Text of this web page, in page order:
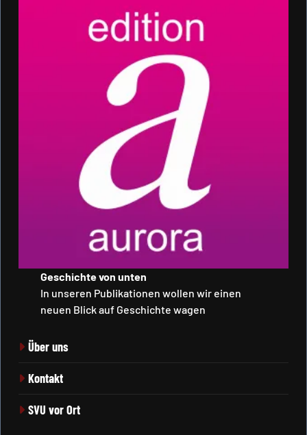
Geschichte von unten
In unseren Publikationen wollen wir einen
neuen Blick auf Geschichte wagen
Über uns
Kontakt
SVU vor Ort